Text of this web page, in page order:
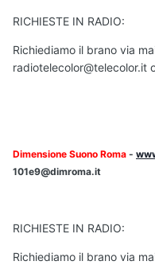
RICHIESTE IN RADIO:
Richiediamo il brano via
radiotelecolor@telecolor.it
Dimensione Suono Roma -
101e9@dimroma.it
RICHIESTE IN RADIO:
Richiediamo il brano via